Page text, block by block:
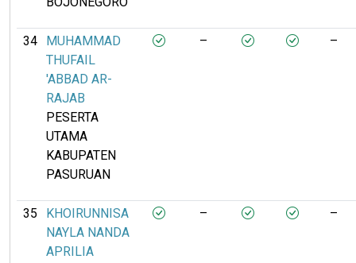
34
MUHAMMAD
THUFAIL
'ABBAD AR-
RAJAB
PESERTA
UTAMA
KABUPATEN
PASURUAN
– –
35
KHOIRUNNISA
NAYLA NANDA
APRILIA
– –